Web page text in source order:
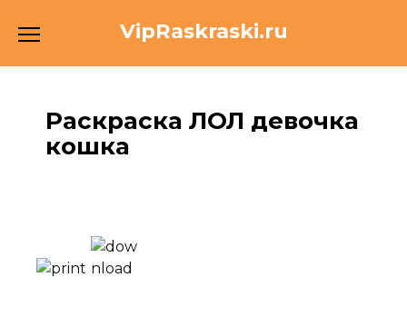
VipRaskraski.ru
Раскраска ЛОЛ девочка
кошка